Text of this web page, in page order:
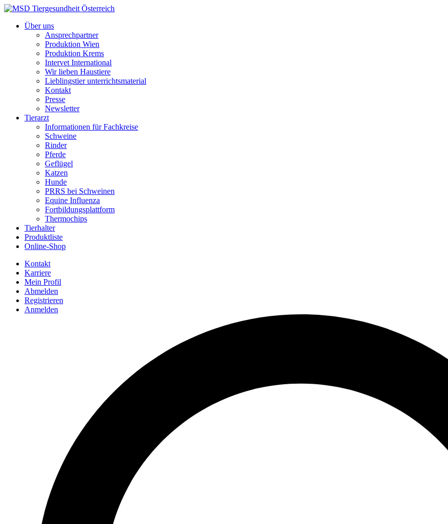
Über uns
Ansprechpartner
Produktion Wien
Produktion Krems
Intervet International
Wir lieben Haustiere
Lieblingstier unterrichtsmaterial
Kontakt
Presse
Newsletter
Tierarzt
Informationen für Fachkreise
Schweine
Rinder
Pferde
Geflügel
Katzen
Hunde
PRRS bei Schweinen
Equine Influenza
Fortbildungsplattform
Thermochips
Tierhalter
Produktliste
Online-Shop
Kontakt
Karriere
Mein Profil
Abmelden
Registrieren
Anmelden